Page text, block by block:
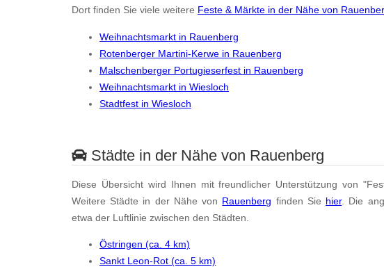
Dort finden Sie viele weitere Feste & Märkte in der Nähe von
Weihnachtsmarkt in Rauenberg
Rotenberger Martini-Kerwe in Rauenberg
Malschenberger Portugieserfest in Rauenberg
Weihnachtsmarkt in Wiesloch
Stadtfest in Wiesloch
Städte in der Nähe von Rauenberg
Diese Übersicht wird Ihnen mit freundlicher Unterstützung von
Weitere Städte in der Nähe von Rauenberg finden Sie hier. Die
etwa der Luftlinie zwischen den Städten.
Östringen (ca. 4 km)
Sankt Leon-Rot (ca. 5 km)